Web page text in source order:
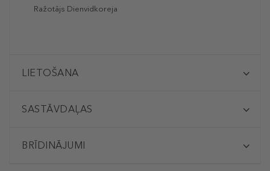
Ražotājs Dienvidkoreja
LIETOŠANA
SASTĀVDAĻAS
BRĪDINĀJUMI